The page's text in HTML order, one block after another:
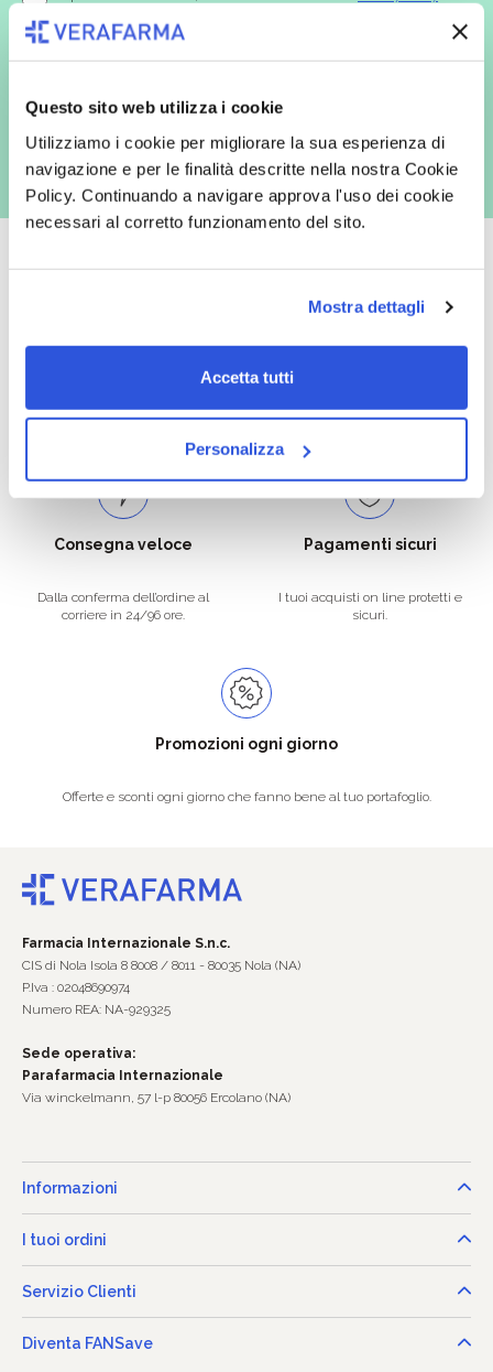
Questo sito web utilizza i cookie
Utilizziamo i cookie per migliorare la sua esperienza di
navigazione e per le finalità descritte nella nostra Cookie
Policy. Continuando a navigare approva l'uso dei cookie
necessari al corretto funzionamento del sito.
Mostra dettagli
Accetta tutti
Personalizza
espressamente al trattamento dei miei dati personali per finalità
commerciali da parte di Verafarma, tra cui invio di comunicazioni
marketing (con modalità telematiche - quali ad es. newsletter ed e-mail
es. posta cartacea)
Catalogo prodotti ampio e completo
Con un acquisto minimo di 29.90 €
Spedizioni in tutta Europa a 20€.
Consegna veloce
Dalla conferma dell’ordine al
corriere in 24/96 ore.
Pagamenti sicuri
I tuoi acquisti on line protetti e
sicuri.
Promozioni ogni giorno
Offerte e sconti ogni giorno che fanno bene al tuo portafoglio.
Farmacia Internazionale S.n.c.
CIS di Nola Isola 8 8008 / 8011 - 80035 Nola (NA)
P.Iva : 02048690974
Numero REA: NA-929325
Sede operativa:
Parafarmacia Internazionale
Via winckelmann, 57 l-p 80056 Ercolano (NA)
Informazioni
I tuoi ordini
Servizio Clienti
Diventa FANSave